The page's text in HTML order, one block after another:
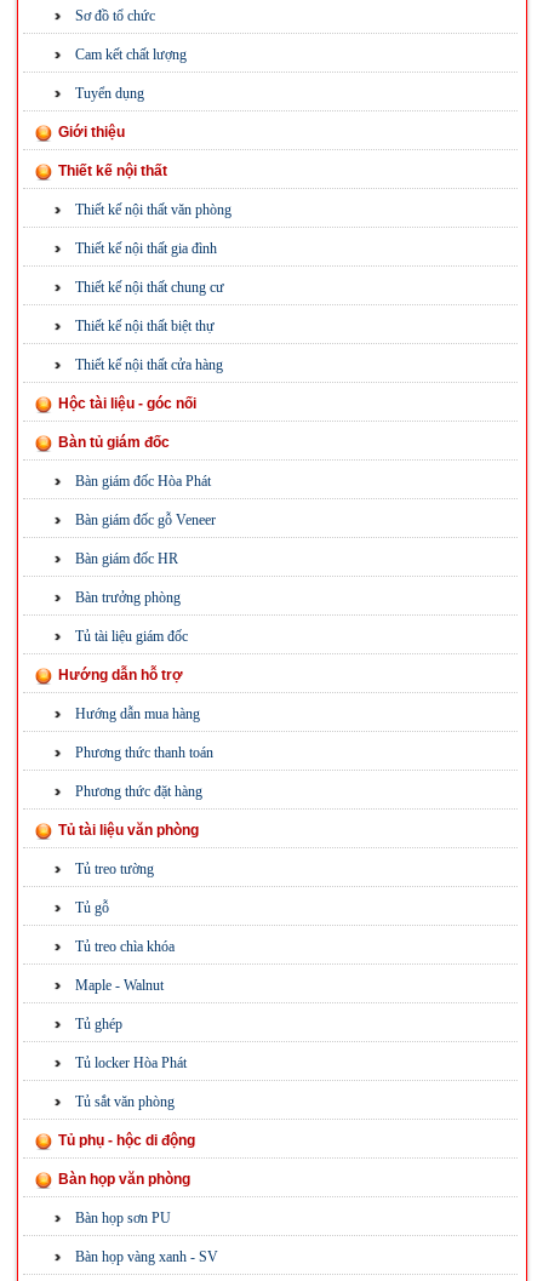
Sơ đồ tổ chức
Cam kết chất lượng
Tuyển dụng
Giới thiệu
Thiết kế nội thất
Thiết kế nội thất văn phòng
Thiết kế nội thất gia đình
Thiết kế nội thất chung cư
Thiết kế nội thất biệt thự
Thiết kế nội thất cửa hàng
Hộc tài liệu - góc nối
Bàn tủ giám đốc
Bàn giám đốc Hòa Phát
Bàn giám đốc gỗ Veneer
Bàn giám đốc HR
Bàn trưởng phòng
Tủ tài liệu giám đốc
Hướng dẫn hỗ trợ
Hướng dẫn mua hàng
Phương thức thanh toán
Phương thức đặt hàng
Tủ tài liệu văn phòng
Tủ treo tường
Tủ gỗ
Tủ treo chìa khóa
Maple - Walnut
Tủ ghép
Tủ locker Hòa Phát
Tủ sắt văn phòng
Tủ phụ - hộc di động
Bàn họp văn phòng
Bàn họp sơn PU
Bàn họp vàng xanh - SV